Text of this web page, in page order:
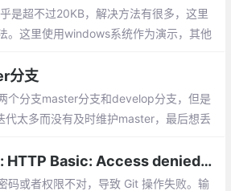
是超不过20KB，解决方法有很多，这里
。这里使用windows系统作为演示，其他
分支
个分支master分支和develop分支，但是
太多而没有及时维护master，最后想丢
分享，希望对遇到同样问题的人用帮助。Git报错：remote: HTTP Basic: Access denied的解决方法
码或者权限不对，导致 Git 操作失败。输